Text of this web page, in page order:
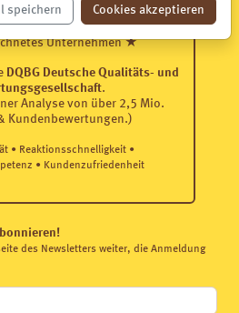
Service 2026
Unternehmen ★
DQBG Deutsche Qualitäts- und
.
Analyse von über 2,5 Mio.
Kundenbewertungen.)
• Reaktionsschnelligkeit •
• Kundenzufriedenheit
des Newsletters weiter, die Anmeldung
speichern Cookies akzeptieren